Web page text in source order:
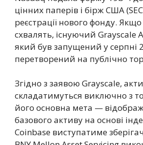
цінних паперів і бірж США
реєстрації нового фонду.
схвалять, існуючий Grayscale
який був запущений у серпні
перетворений на публічно
Згідно з заявою Grayscale,
складатимуться виключно з
його основна мета —
базового активу на основі
Coinbase виступатиме